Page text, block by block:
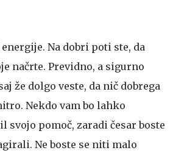
Na dobri poti ste, da
načrte. Previdno, a sigurno
že dolgo veste, da nič dobrega
Nekdo vam bo lahko
svojo pomoč, zaradi česar boste
Ne boste se niti malo